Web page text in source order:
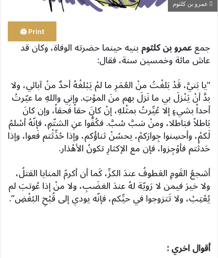
ا
عمرو بن كلثوم
Print 🖨
جمععمرو بن كلثومبنيه حينما حضرته الوفاة، وكان قد
عاش مائة وخمسين سنة، فقال:
“يا بَنيَّ، قَدْ بَلغْتُ منْ العُمَرِ ما لمْ يَبْلغْهُ أحدٌ منْ آبائي، ولا
بدَّ أنْ يَنْزلَ بي ما نَزلَ بهم منَ الموْتِ. وإني واللهِ ما عيّرتُ
أحداً بشيءٍ إلا عُيِّرتُ بمثْلهِ، إنْ كانَ حقاً فَحقاً، وإن كانَ
بَاطلاً فبَاطلا، ومنْ سَبَّ سُبَّ. فكُفُّوا عنِ الشتّمِ، فإنّهُ أسْلمُ
لَكمْ، وأحسِنوا جِوارَكمْ، يحسُنْ ثناؤُكم، وإذا حُدِّثْتم فَعوا، وإذا
حَدثْتم فأوْجِزوا، فإن مع الإكثارِ تكونُ الأهْذار.
أشجعُ القَومِ العَطوفُ عندَ الكرِّ، كَما أن أكرمً المنايا القتلُ،
ولا خيرَ فيمن لا رَويّة لهُ عندَ الغضَبِ، ولا منْ إذا عُوتبَ لم
يُعْتِبْ، ولا تَتزوجوا في حيِّكم، فإنّه يودي إلى قُبْحِ البُغْضِ”.
أقوال اخري :